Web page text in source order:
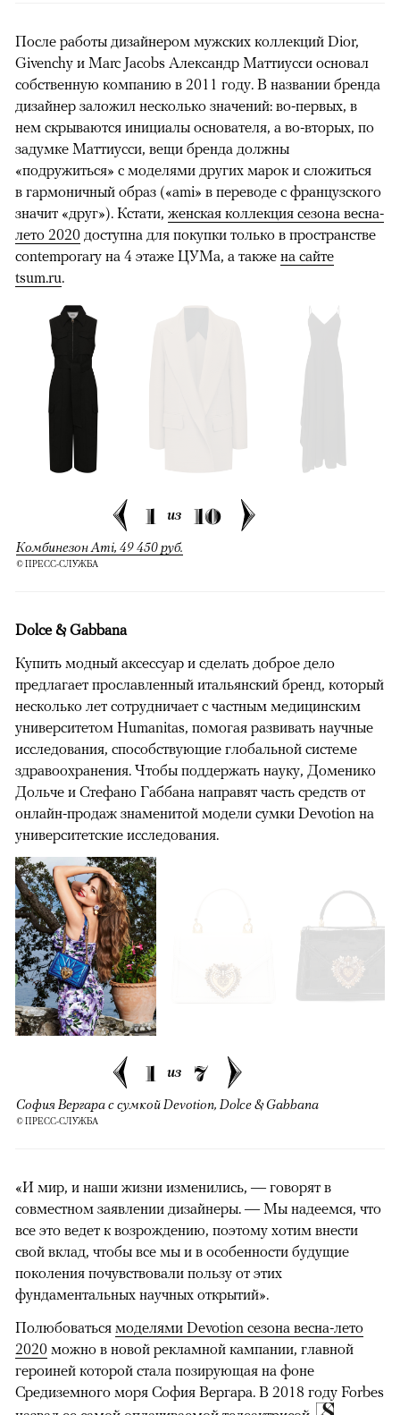
После работы дизайнером мужских коллекций Dior,
Givenchy и Marc Jacobs Александр Маттиусси основал
собственную компанию в 2011 году. В названии бренда
дизайнер заложил несколько значений: во-первых, в
нем скрываются инициалы основателя, а во-вторых, по
задумке Маттиусси, вещи бренда должны
«подружиться» с моделями других марок и сложиться
в гармоничный образ («ami» в переводе с французского
значит «друг»). Кстати, женская коллекция сезона весна-
лето 2020 доступна для покупки только в пространстве
contemporary на 4 этаже ЦУМа, а также на сайте
tsum.ru.
1 из 10
Комбинезон Ami, 49 450 руб.
© ПРЕСС-СЛУЖБА
Dolce & Gabbana
Купить модный аксессуар и сделать доброе дело
предлагает прославленный итальянский бренд, который
несколько лет сотрудничает с частным медицинским
университетом Humanitas, помогая развивать научные
исследования, способствующие глобальной системе
здравоохранения. Чтобы поддержать науку, Доменико
Дольче и Стефано Габбана направят часть средств от
онлайн-продаж знаменитой модели сумки Devotion на
университетские исследования.
1 из 7
София Вергара с сумкой Devotion, Dolce & Gabbana
© ПРЕСС-СЛУЖБА
«И мир, и наши жизни изменились, — говорят в
совместном заявлении дизайнеры. — Мы надеемся, что
все это ведет к возрождению, поэтому хотим внести
свой вклад, чтобы все мы и в особенности будущие
поколения почувствовали пользу от этих
фундаментальных научных открытий».
Полюбоваться моделями Devotion сезона весна-лето
2020 можно в новой рекламной кампании, главной
героиней которой стала позирующая на фоне
Средиземного моря София Вергара. В 2018 году Forbes